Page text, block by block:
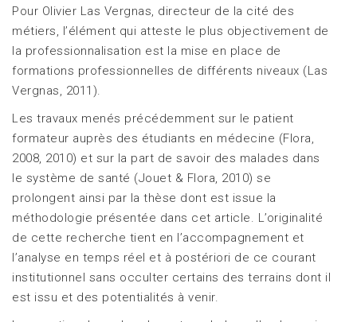
Pour Olivier Las Vergnas, directeur de la cité des
métiers, l’élément qui atteste le plus objectivement de
la professionnalisation est la mise en place de
formations professionnelles de différents niveaux (Las
Vergnas, 2011).
Les travaux menés précédemment sur le patient
formateur auprès des étudiants en médecine (Flora,
2008, 2010) et sur la part de savoir des malades dans
le système de santé (Jouet & Flora, 2010) se
prolongent ainsi par la thèse dont est issue la
méthodologie présentée dans cet article. L’originalité
de cette recherche tient en l’accompagnement et
l’analyse en temps réel et à postériori de ce courant
institutionnel sans occulter certains des terrains dont il
est issu et des potentialités à venir.